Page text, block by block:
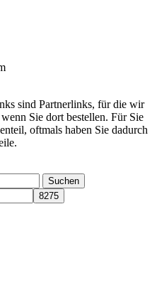
sind Partnerlinks, für die wir
Sie dort bestellen. Für Sie
oftmals haben Sie dadurch